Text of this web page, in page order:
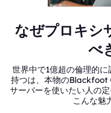
なぜプロキシ
べ
世界中で1億超の倫理的
持つは、本物の
サーバーを使いたい人の
こんな魅